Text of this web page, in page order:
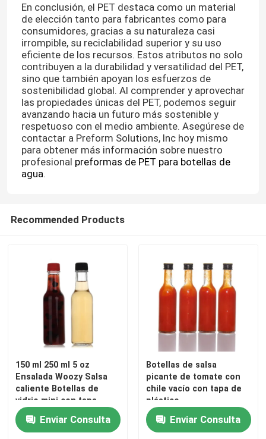
Productos
Sobre nosotros
Visita a la fábrica
Control de Calidad
Contacto
En conclusión, el PET destaca como un material
de elección tanto para fabricantes como para
consumidores, gracias a su naturaleza casi
irrompible, su reciclabilidad superior y su uso
eficiente de los recursos. Estos atributos no solo
contribuyen a la durabilidad y versatilidad del PET,
sino que también apoyan los esfuerzos de
sostenibilidad global. Al comprender y aprovechar
las propiedades únicas del PET, podemos seguir
avanzando hacia un futuro más sostenible y
respetuoso con el medio ambiente. Asegúrese de
contactar a Preform Solutions, Inc hoy mismo
para obtener más información sobre nuestro
profesional preformas de PET para botellas de
agua.
Recommended Products
150 ml 250 ml 5 oz
Ensalada Woozy Salsa
caliente Botellas de
vidrio mini con tapa
negra a prueba de fugas
Enviar Consulta
Botellas de salsa
picante de tomate con
chile vacío con tapa de
plástico
Enviar Consulta